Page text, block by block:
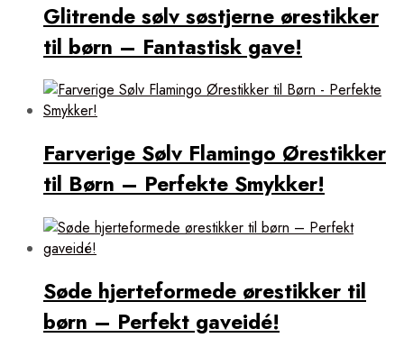
Glitrende sølv søstjerne ørestikker
til børn – Fantastisk gave!
Farverige Sølv Flamingo Ørestikker
til Børn – Perfekte Smykker!
Søde hjerteformede ørestikker til
børn – Perfekt gaveidé!